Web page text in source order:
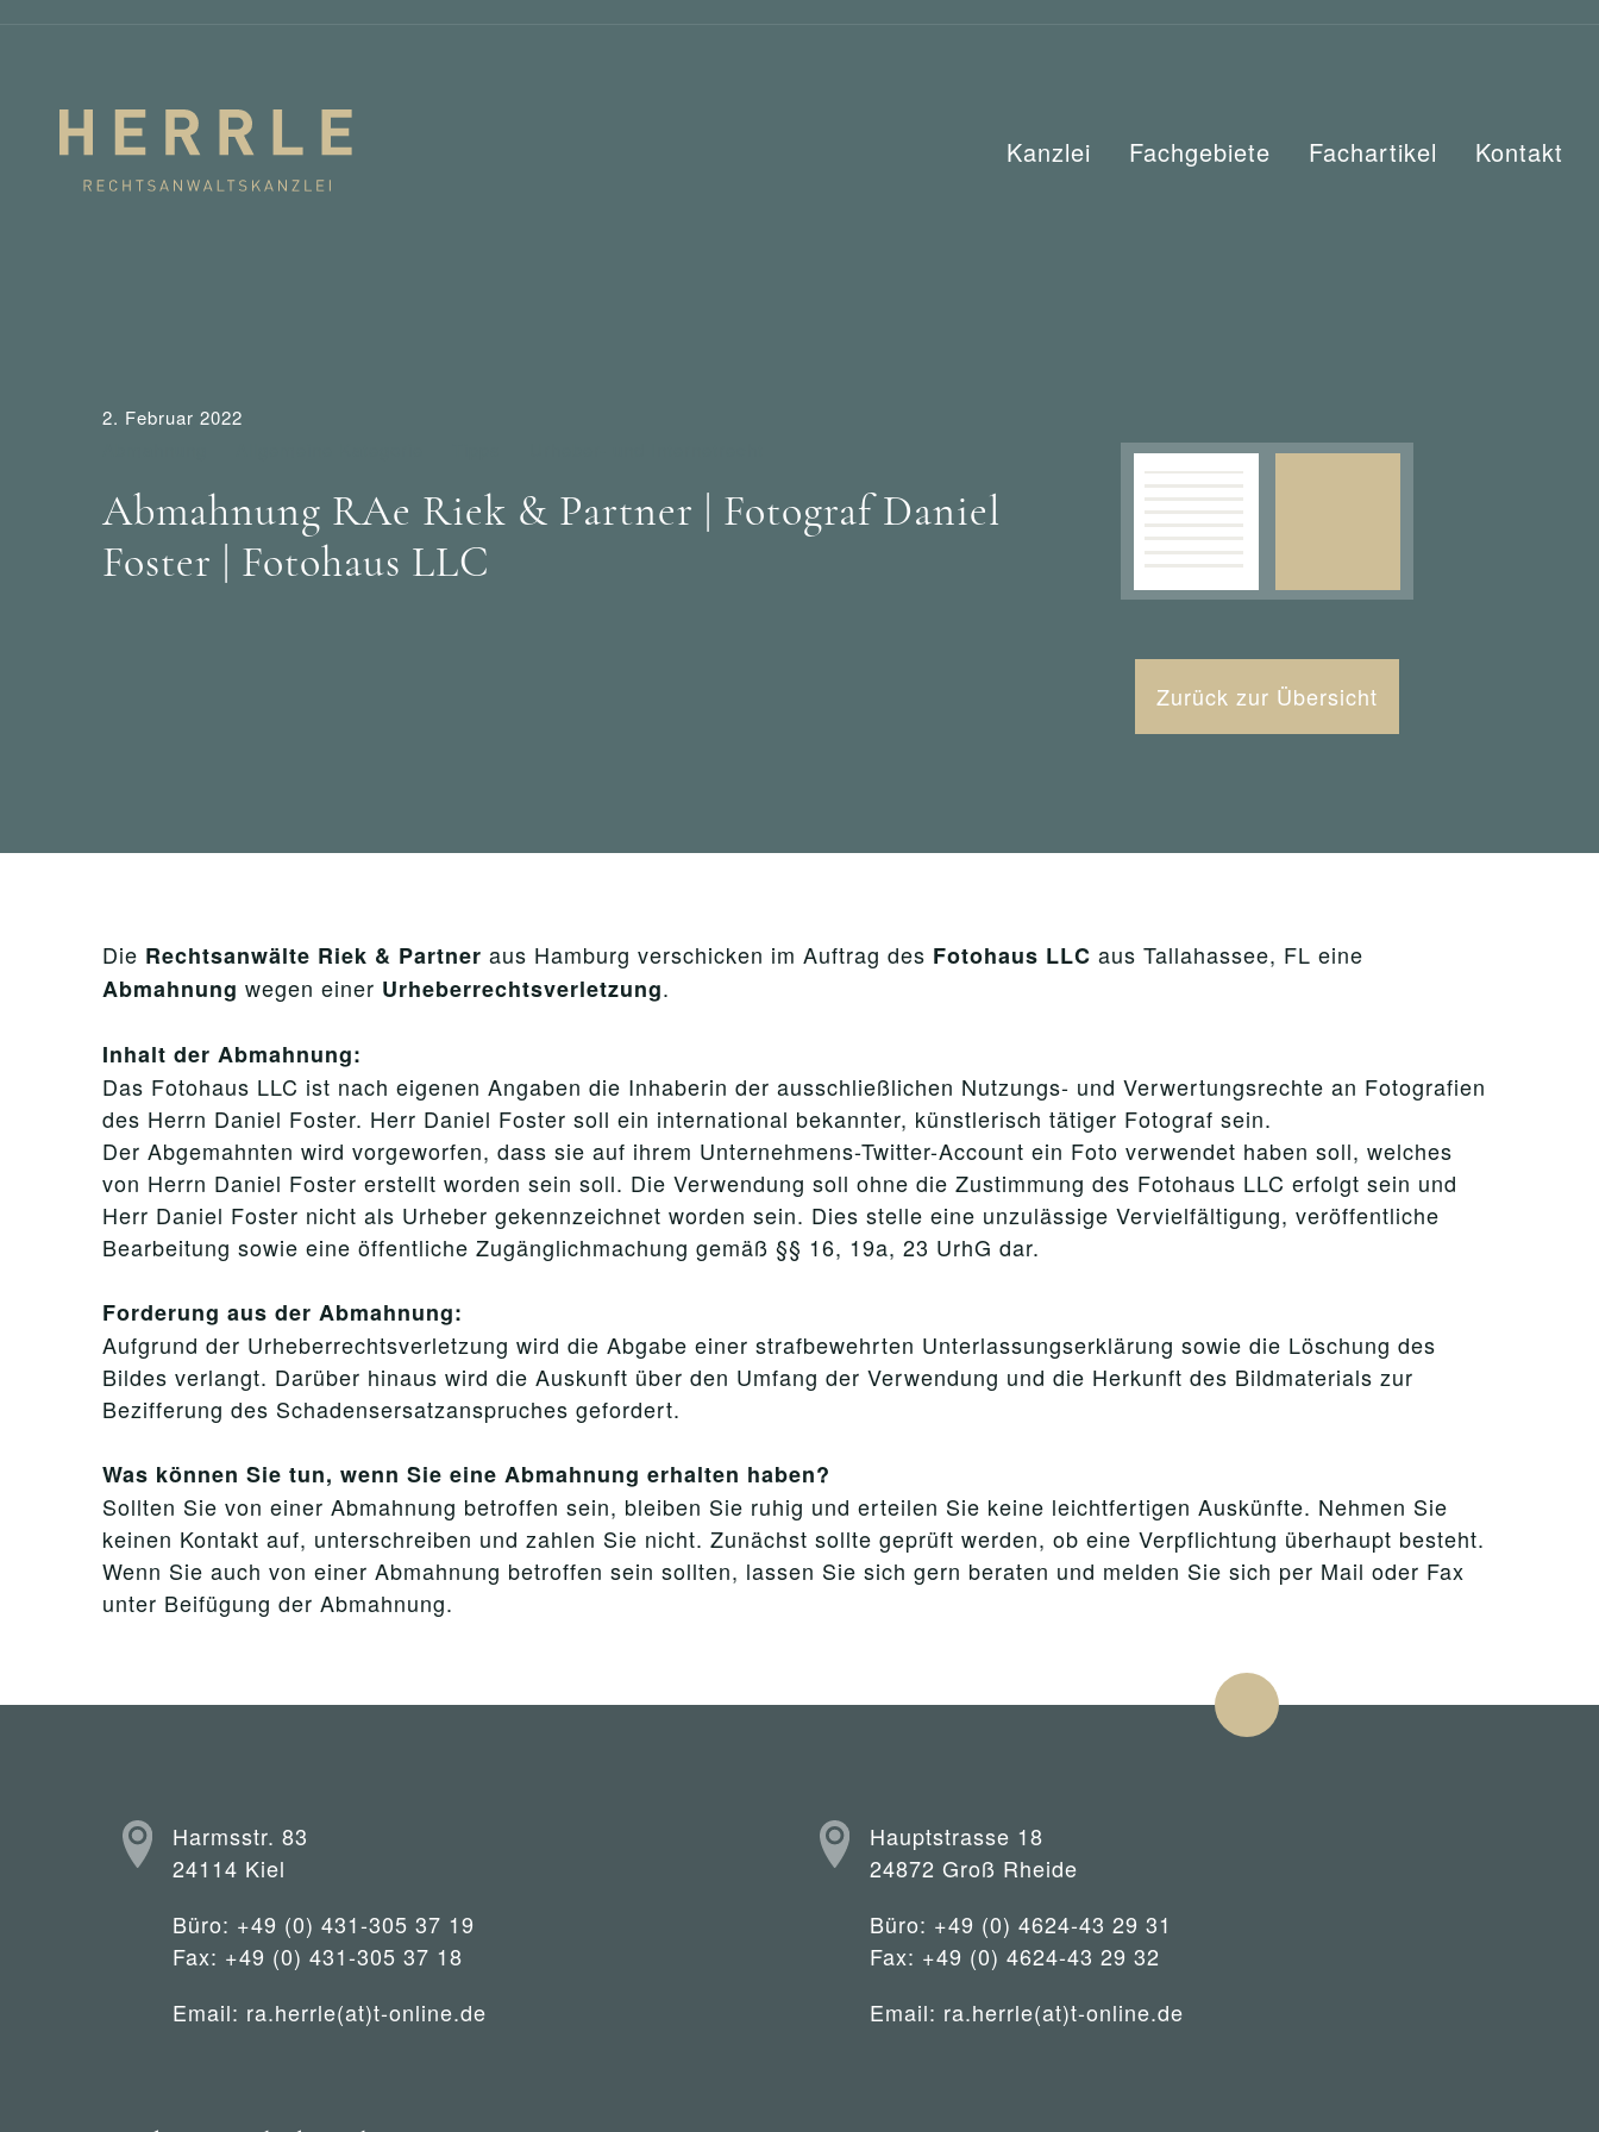
Kanzlei Fachgebiete Fachartikel Kontakt
2. Februar 2022
Abmahnung RAe Riek & Partner | Fotograf Daniel
Foster | Fotohaus LLC
Zurück zur Übersicht
Die Rechtsanwälte Riek & Partner aus Hamburg verschicken im Auftrag des Fotohaus LLC aus Tallahassee, FL eine
Abmahnung wegen einer Urheberrechtsverletzung.
Inhalt der Abmahnung:
Das Fotohaus LLC ist nach eigenen Angaben die Inhaberin der ausschließlichen Nutzungs- und Verwertungsrechte an Fotografien
des Herrn Daniel Foster. Herr Daniel Foster soll ein international bekannter, künstlerisch tätiger Fotograf sein.
Der Abgemahnten wird vorgeworfen, dass sie auf ihrem Unternehmens-Twitter-Account ein Foto verwendet haben soll, welches
von Herrn Daniel Foster erstellt worden sein soll. Die Verwendung soll ohne die Zustimmung des Fotohaus LLC erfolgt sein und
Herr Daniel Foster nicht als Urheber gekennzeichnet worden sein. Dies stelle eine unzulässige Vervielfältigung, veröffentliche
Bearbeitung sowie eine öffentliche Zugänglichmachung gemäß §§ 16, 19a, 23 UrhG dar.
Forderung aus der Abmahnung:
Aufgrund der Urheberrechtsverletzung wird die Abgabe einer strafbewehrten Unterlassungserklärung sowie die Löschung des
Bildes verlangt. Darüber hinaus wird die Auskunft über den Umfang der Verwendung und die Herkunft des Bildmaterials zur
Bezifferung des Schadensersatzanspruches gefordert.
Was können Sie tun, wenn Sie eine Abmahnung erhalten haben?
Sollten Sie von einer Abmahnung betroffen sein, bleiben Sie ruhig und erteilen Sie keine leichtfertigen Auskünfte. Nehmen Sie
keinen Kontakt auf, unterschreiben und zahlen Sie nicht. Zunächst sollte geprüft werden, ob eine Verpflichtung überhaupt besteht.
Wenn Sie auch von einer Abmahnung betroffen sein sollten, lassen Sie sich gern beraten und melden Sie sich per Mail oder Fax
unter Beifügung der Abmahnung.
Harmsstr. 83
24114 Kiel
Büro: +49 (0) 431-305 37 19
Fax: +49 (0) 431-305 37 18
Email: ra.herrle(at)t-online.de
Hauptstrasse 18
24872 Groß Rheide
Büro: +49 (0) 4624-43 29 31
Fax: +49 (0) 4624-43 29 32
Email: ra.herrle(at)t-online.de